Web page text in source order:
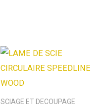
SCIAGE ET DECOUPAGE